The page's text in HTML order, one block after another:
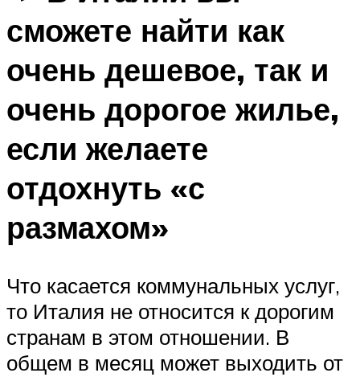
сможете найти как
очень дешевое, так и
очень дорогое жилье,
если желаете
отдохнуть «с
размахом»
Что касается коммунальных услуг,
то Италия не относится к дорогим
странам в этом отношении. В
общем в месяц может выходить от